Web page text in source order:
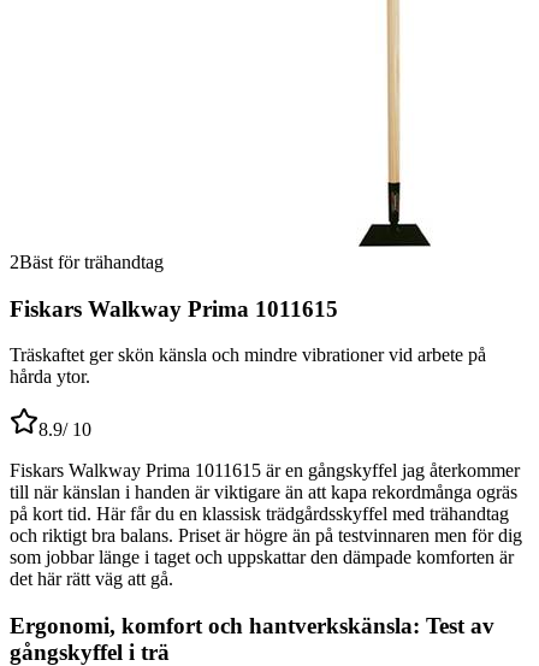
2Bäst för trähandtag
Fiskars Walkway Prima 1011615
Träskaftet ger skön känsla och mindre vibrationer vid arbete på
hårda ytor.
8.9/ 10
Fiskars Walkway Prima 1011615 är en gångskyffel jag återkommer
till när känslan i handen är viktigare än att kapa rekordmånga ogräs
på kort tid. Här får du en klassisk trädgårdsskyffel med trähandtag
och riktigt bra balans. Priset är högre än på testvinnaren men för dig
som jobbar länge i taget och uppskattar den dämpade komforten är
det här rätt väg att gå.
Ergonomi, komfort och hantverkskänsla: Test av
gångskyffel i trä